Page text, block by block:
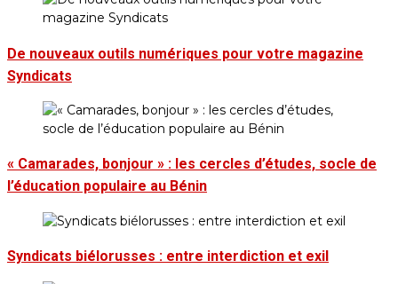
De nouveaux outils numériques pour votre magazine
Syndicats
« Camarades, bonjour » : les cercles d’études, socle de
l’éducation populaire au Bénin
Syndicats biélorusses : entre interdiction et exil